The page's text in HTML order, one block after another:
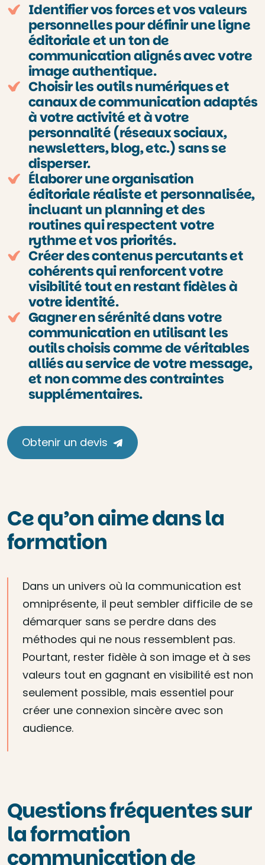
Identifier vos forces et vos valeurs
personnelles pour définir une ligne
éditoriale et un ton de
communication alignés avec votre
image authentique.
Choisir les outils numériques et
canaux de communication adaptés
à votre activité et à votre
personnalité (réseaux sociaux,
newsletters, blog, etc.) sans se
disperser.
Élaborer une organisation
éditoriale réaliste et personnalisée,
incluant un planning et des
routines qui respectent votre
rythme et vos priorités.
Créer des contenus percutants et
cohérents qui renforcent votre
visibilité tout en restant fidèles à
votre identité.
Gagner en sérénité dans votre
communication en utilisant les
outils choisis comme de véritables
alliés au service de votre message,
et non comme des contraintes
supplémentaires.
Obtenir un devis
Ce qu’on aime dans la
formation
Dans un univers où la communication est
omniprésente, il peut sembler difficile de se
démarquer sans se perdre dans des
méthodes qui ne nous ressemblent pas.
Pourtant, rester fidèle à son image et à ses
valeurs tout en gagnant en visibilité est non
seulement possible, mais essentiel pour
créer une connexion sincère avec son
audience.
Questions fréquentes sur
la formation
communication de